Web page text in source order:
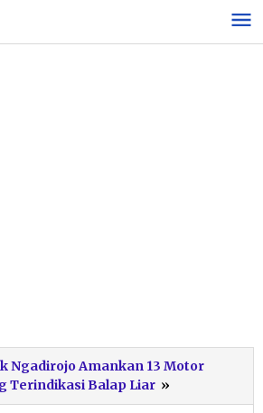
Ngadirojo Amankan 13 Motor
Terindikasi Balap Liar »
Nyawa